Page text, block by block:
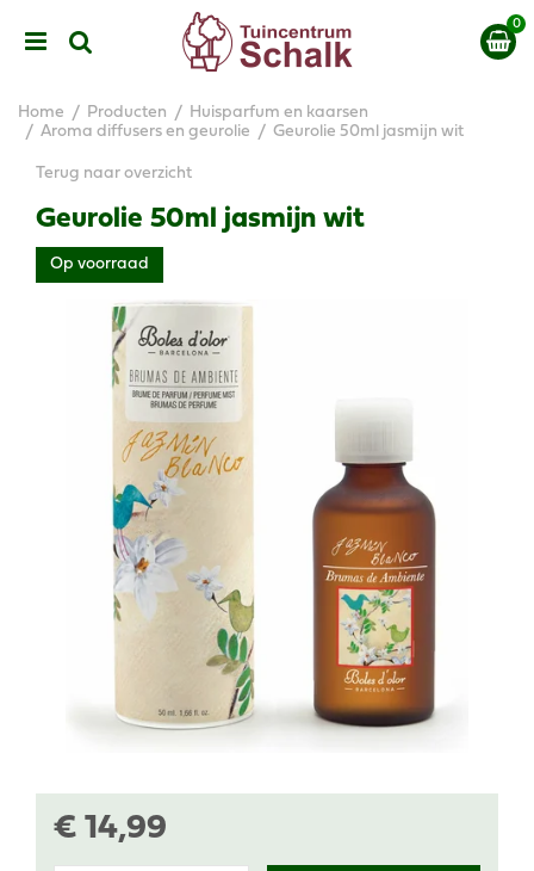
Home Producten
Huisparfum en kaarsen
Aroma diffusers en geurolie
Geurolie 50ml jasmijn wit
Terug naar overzicht
Geurolie 50ml jasmijn wit
Op voorraad
€ 14,99